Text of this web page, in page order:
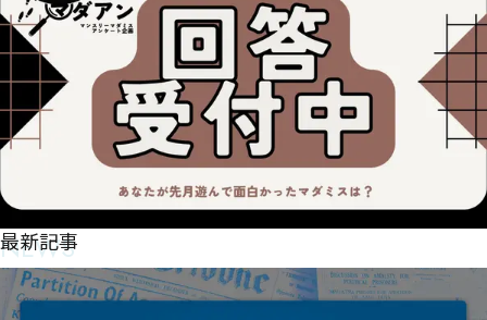
悆ㆵㆹ㆘ㆴㆭㅘ|浱蹅㇆㇋㇍ㅠ㇟ㇴ㇌ㅤ祉㇈㇌ㇲ㇕jㅸ
㇖ㅰ議薺㇠韃ㇾ㈇嶳㇆㇏㇟谦愒㇓㇣ㅿ勧噡侁荶㇪㆐洿㇟㆔㈚鈁搨㇢ㇲ㉜㉑㉣㊌㈹㊅㉜㈦酣㇞㈕㇯ㇸ
㈟ㇿㇼ㈋
㉊㊖㉫㉈㊙㉗㈏㉋㉕㉢㈾浧㈃㈙ㇻ㈔㈑姧喼㈁ㆷ㈐㈌㈈禧ㇿ㊌㊀㊇㉧㊳㊊㈬㈱㈐嵤㈱萶㈕㇋
㈩㈓㇏嵘柣㈻㊤㊸㋐㊳㊡㊑㊸㉃㉃譜㉥㉇㈢㉍㉀â
儿臩㉍㉕㈴㉋㉑㈰㉩㈰錿㈺髡㉱㉼㉚成㈸㉳㉍㉖ㇺ
NEWS
最新記事